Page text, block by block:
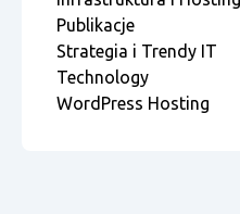
Publikacje
Strategia i Trendy IT
Technology
WordPress Hosting